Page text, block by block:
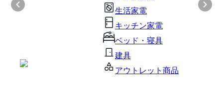
生活家電
キッチン家電
ベッド・寝具
建具
アウトレット商品